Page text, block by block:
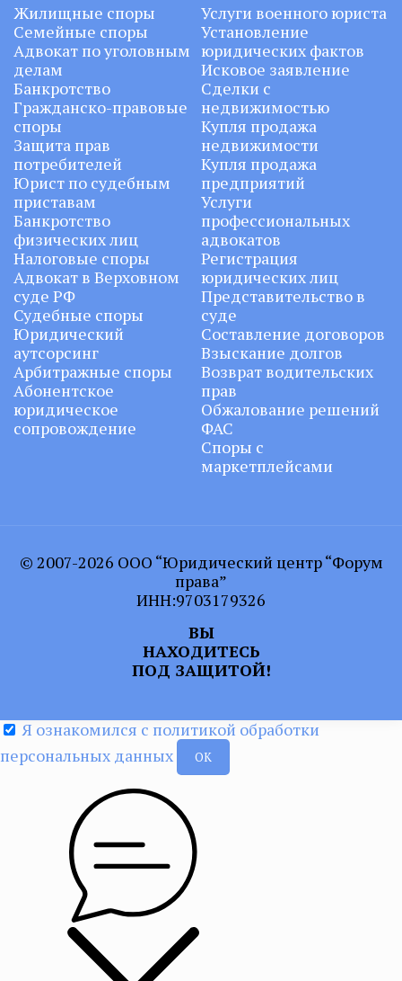
Жилищные споры
Семейные споры
Адвокат по уголовным
делам
Банкротство
Гражданско-правовые
споры
Защита прав
потребителей
Юрист по судебным
приставам
Банкротство
физических лиц
Налоговые споры
Адвокат в Верховном
суде РФ
Судебные споры
Юридический
аутсорсинг
Арбитражные споры
Абонентское
юридическое
сопровождение
Услуги военного юриста
Установление
юридических фактов
Исковое заявление
Сделки с
недвижимостью
Купля продажа
недвижимости
Купля продажа
предприятий
Услуги
профессиональных
адвокатов
Регистрация
юридических лиц
Представительство в
суде
Составление договоров
Взыскание долгов
Возврат водительских
прав
Обжалование решений
ФАС
Споры с
маркетплейсами
© 2007-2026 ООО “Юридический центр “Форум
права”
ИНН:9703179326
ВЫ
НАХОДИТЕСЬ
ПОД ЗАЩИТОЙ!
Я ознакомился с политикой обработки
персональных данных
ОК